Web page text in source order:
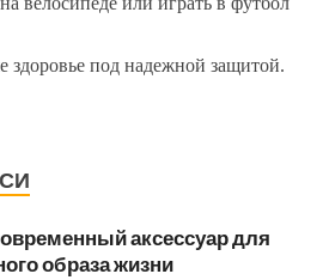
здоровье под надежной защитой.
аксессуар для
образа жизни